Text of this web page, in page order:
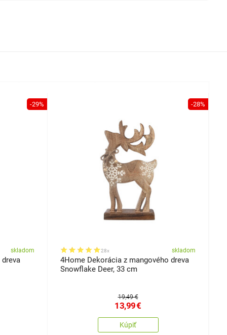
-29%
skladom
-28%
28x skladom
4Home Dekorácia z mangového dreva
Snowflake Deer, 33 cm
19,49 €
13,99€
Kúpiť